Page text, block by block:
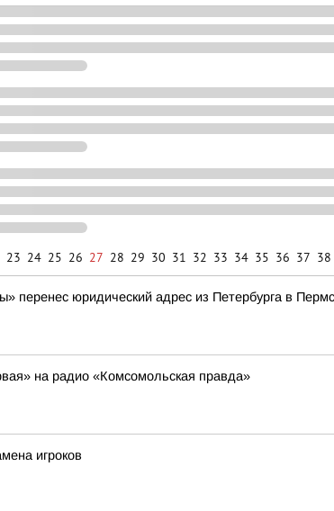
23 24 25 26 27 28 29 30 31 32 33 34 35 36 37 38
перенес юридический адрес из Петербурга в
на радио «Комсомольская правда»
игроков